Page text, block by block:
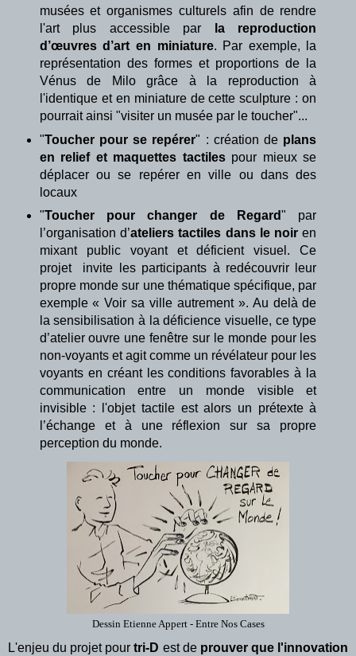
musées et organismes culturels afin de rendre
l'art plus accessible par
la reproduction
d’œuvres d’art en miniature. Par exemple, la
représentation des formes et proportions de la
Vénus de Milo grâce à la reproduction à
l'identique et en miniature de cette sculpture : on
pourrait ainsi "visiter un musée par le toucher"...
"Toucher pour se repérer" : création de plans
en relief et maquettes tactiles pour mieux se
déplacer ou se repérer en ville ou dans des
locaux
"Toucher pour changer de Regard" par
l’organisation d’ateliers tactiles dans le noir en
mixant public voyant et déficient visuel. Ce
projet invite les participants à redécouvrir leur
propre monde sur une thématique spécifique, par
exemple « Voir sa ville autrement ». Au delà de
la sensibilisation à la déficience visuelle, ce type
d’atelier ouvre une fenêtre sur le monde pour les
non-voyants et agit comme un révélateur pour les
voyants en créant les conditions favorables à la
communication entre un monde visible et
invisible : l'objet tactile est alors un prétexte à
l’échange et à une réflexion sur sa propre
perception du monde.
Dessin Etienne Appert - Entre Nos Cases
L'enjeu du projet pourtri-D est de prouver que l'innovation